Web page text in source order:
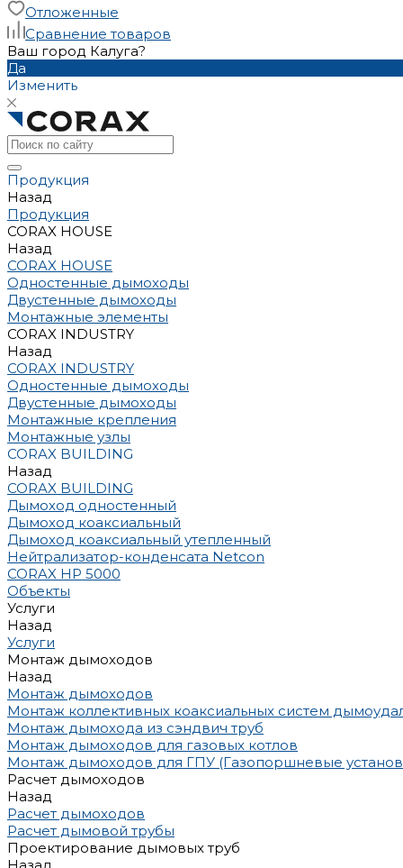
Отложенные
Сравнение товаров
Ваш город Калуга?
Да
Изменить
Продукция
Назад
Продукция
CORAX HOUSE
Назад
CORAX HOUSE
Одностенные дымоходы
Двустенные дымоходы
Монтажные элементы
CORAX INDUSTRY
Назад
CORAX INDUSTRY
Одностенные дымоходы
Двустенные дымоходы
Монтажные крепления
Монтажные узлы
CORAX BUILDING
Назад
CORAX BUILDING
Дымоход одностенный
Дымоход коаксиальный
Дымоход коаксиальный утепленный
Нейтрализатор-конденсата Netcon
CORAX HP 5000
Объекты
Услуги
Назад
Услуги
Монтаж дымоходов
Назад
Монтаж дымоходов
Монтаж коллективных коаксиальных систем
Монтаж дымохода из сэндвич труб
Монтаж дымоходов для газовых котлов
Монтаж дымоходов для ГПУ (Газопоршневые
Расчет дымоходов
Назад
Расчет дымоходов
Расчет дымовой трубы
Проектирование дымовых труб